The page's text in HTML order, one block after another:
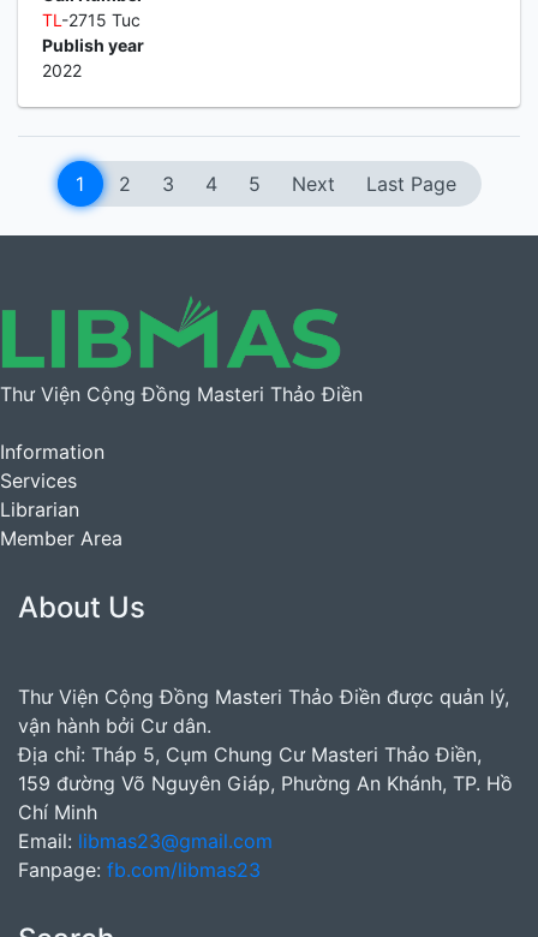
TL -2715 Tuc
Publish year
2022
1 2 3 4 5 Next Last Page
Thư Viện Cộng Đồng Masteri Thảo Điền
Information
Services
Librarian
Member Area
About Us
Thư Viện Cộng Đồng Masteri Thảo Điền được quản lý,
vận hành bởi Cư dân.
Địa chỉ: Tháp 5, Cụm Chung Cư Masteri Thảo Điền,
159 đường Võ Nguyên Giáp, Phường An Khánh, TP. Hồ
Chí Minh
Email: libmas23@gmail.com
Fanpage: fb.com/libmas23